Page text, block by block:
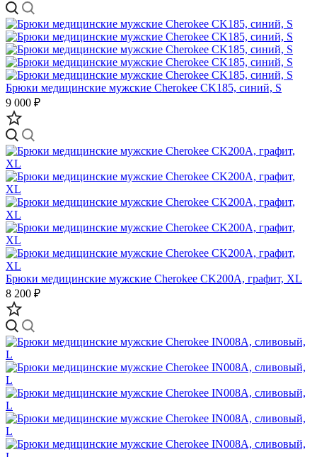
Брюки медицинские мужские Cherokee CK185, синий, S
9 000 ₽
Брюки медицинские мужские Cherokee CK200A, графит, XL
8 200 ₽